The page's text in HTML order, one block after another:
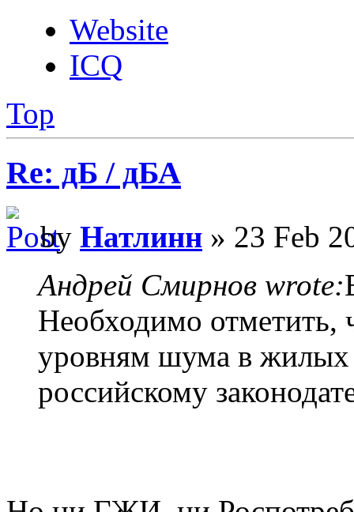
Website
ICQ
Top
Re: дБ / дБА
by Натлинн » 23 Feb
Андрей Смирнов wrote:
Необходимо
уровням шума в жилых
российскому